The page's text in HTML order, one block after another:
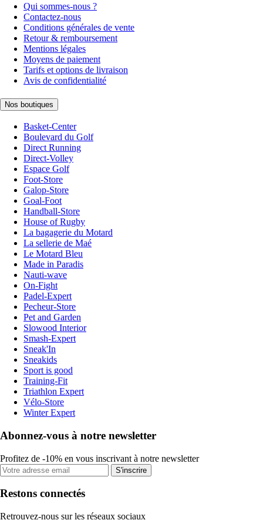
Qui sommes-nous ?
Contactez-nous
Conditions générales de vente
Retour & remboursement
Mentions légales
Moyens de paiement
Tarifs et options de livraison
Avis de confidentialité
Nos boutiques
Basket-Center
Boulevard du Golf
Direct Running
Direct-Volley
Espace Golf
Foot-Store
Galop-Store
Goal-Foot
Handball-Store
House of Rugby
La bagagerie du Motard
La sellerie de Maé
Le Motard Bleu
Made in Paradis
Nauti-wave
On-Fight
Padel-Expert
Pecheur-Store
Pet and Garden
Slowood Interior
Smash-Expert
Sneak'In
Sneakids
Sport is good
Training-Fit
Triathlon Expert
Vélo-Store
Winter Expert
Abonnez-vous à notre newsletter
Profitez de -10% en vous inscrivant à notre newsletter
S'inscrire
Restons connectés
Retrouvez-nous sur les réseaux sociaux